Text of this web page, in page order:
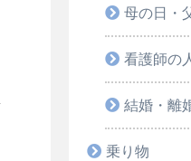
母の日・
看護師の
結婚・離
乗り物